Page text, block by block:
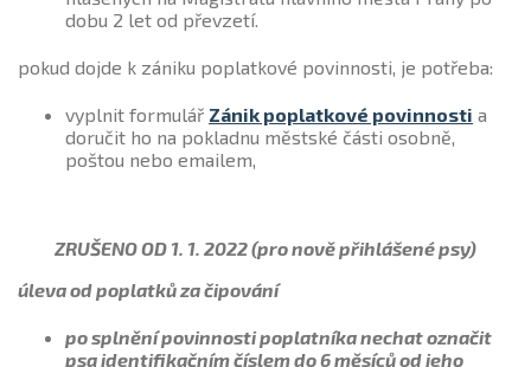
dobu 2 let od převzetí.
pokud dojde k zániku poplatkové povinnosti, je potřeba:
vyplnit formulář Zánik poplatkové povinnosti a
doručit ho na pokladnu městské části osobně,
poštou nebo emailem,
ZRUŠENO OD 1. 1. 2022 (pro nově přihlášené psy)
úleva od poplatků za čipování
po splnění povinnosti poplatníka nechat označit
psa identifikačním číslem do 6 měsíců od jeho